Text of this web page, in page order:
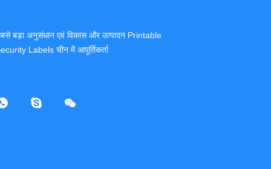
बड़ा अनुसंधान एवं विकास और उत्पादन Printable
Labels चीन में आपूर्तिकर्ता